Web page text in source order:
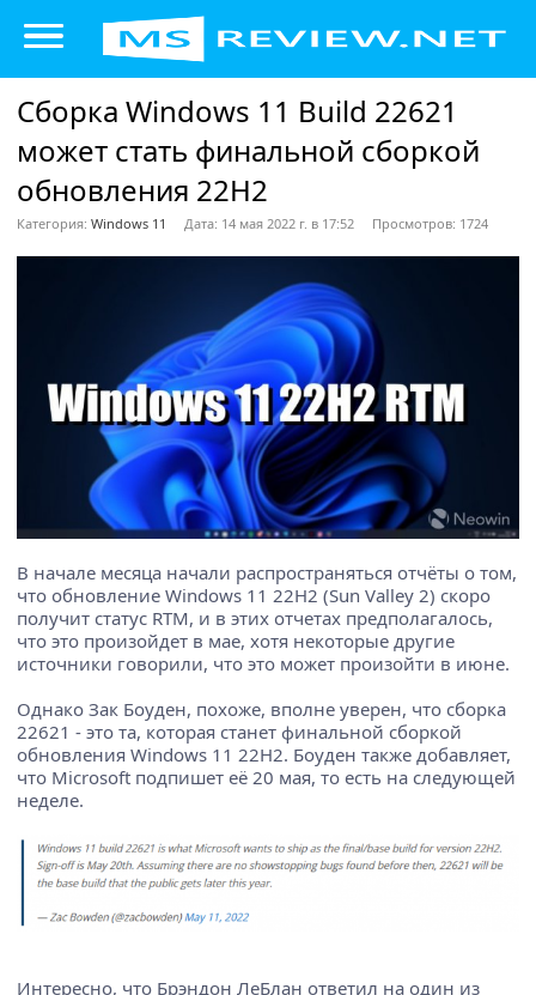
Сборка Windows 11 Build 22621
может стать финальной сборкой
обновления 22H2
Категория: Windows 11 Дата: 14 мая 2022 г. в 17:52 Просмотров: 1724
В начале месяца начали распространяться отчёты о том,
что обновление Windows 11 22H2 (Sun Valley 2) скоро
получит статус RTM, и в этих отчетах предполагалось,
что это произойдет в мае, хотя некоторые другие
источники говорили, что это может произойти в июне.
Однако Зак Боуден, похоже, вполне уверен, что сборка
22621 - это та, которая станет финальной сборкой
обновления Windows 11 22H2. Боуден также добавляет,
что Microsoft подпишет её 20 мая, то есть на следующей
неделе.
Интересно, что Брэндон ЛеБлан ответил на один из